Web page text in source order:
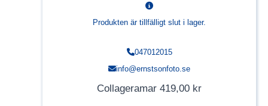
Produkten är tillfälligt slut i lager.
047012015
info@ernstsonfoto.se
Collageramar 419,00 kr